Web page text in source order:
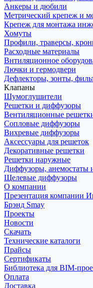
Анкеры и дюбили
Метрический крепеж и
Крепеж для монтажа
Хомуты
Профили, траверсы,
Расходные материалы
Внтиляционное
Лючки и гермодвери
Дефлекторы, зонты,
Клапаны
Шумоглушители
Решетки и диффузоры
Вентиляционные
Сопловые диффузоры
Вихревые диффузоры
Аксессуары для решеток
Декоративные решетки
Решетки наружные
Диффузоры, анемостаты
Щелевые диффузоры
О компании
Презентация компании
Брэнд Smay
Проекты
Новости
Скачать
Технические каталоги
Прайсы
Сертификаты
Библиотека для BIM-
Оплата
Доставка